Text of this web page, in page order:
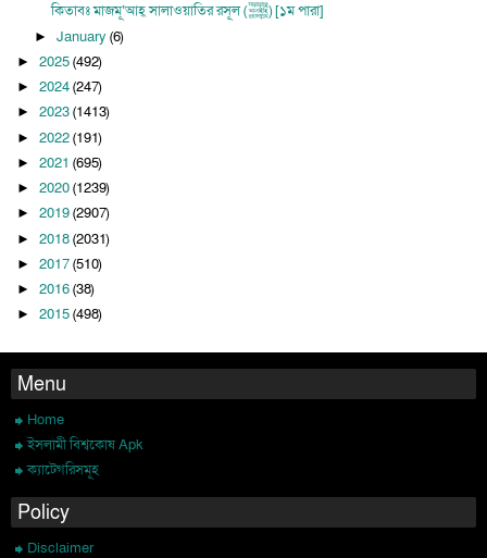
কিতাবঃ মাজমূ‘আহ্ সালাওয়াতির রসূল (ﷺ) [১ম পারা]
► January (6)
► 2025(492)
► 2024(247)
► 2023(1413)
► 2022(191)
► 2021 (695)
► 2020(1239)
► 2019(2907)
► 2018(2031)
► 2017(510)
► 2016(38)
► 2015(498)
Menu
Home
ইসলামী বিশ্বকোষ Apk
ক্যাটেগরিসমূহ
Policy
Disclaimer